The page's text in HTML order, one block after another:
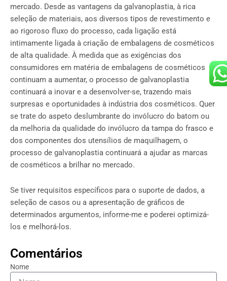
mercado. Desde as vantagens da galvanoplastia, à rica
seleção de materiais, aos diversos tipos de revestimento e
ao rigoroso fluxo do processo, cada ligação está
intimamente ligada à criação de embalagens de cosméticos
de alta qualidade. À medida que as exigências dos
consumidores em matéria de embalagens de cosméticos
continuam a aumentar, o processo de galvanoplastia
continuará a inovar e a desenvolver-se, trazendo mais
surpresas e oportunidades à indústria dos cosméticos. Quer
se trate do aspeto deslumbrante do invólucro do batom ou
da melhoria da qualidade do invólucro da tampa do frasco e
dos componentes dos utensílios de maquilhagem, o
processo de galvanoplastia continuará a ajudar as marcas
de cosméticos a brilhar no mercado.
Se tiver requisitos específicos para o suporte de dados, a
seleção de casos ou a apresentação de gráficos de
determinados argumentos, informe-me e poderei optimizá-
los e melhorá-los.
Comentários
Nome